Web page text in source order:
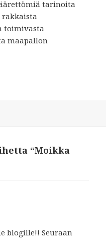
tarinoita
toimivasta
maapallon
“Moikka
blogille!! Seuraan